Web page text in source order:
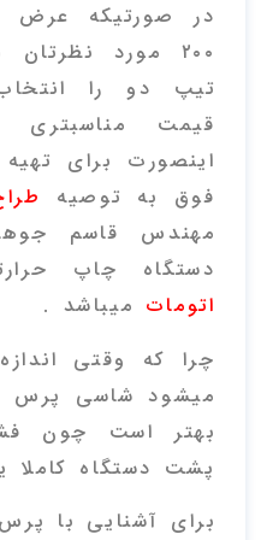
۲۰۰ مورد
تیپ دو را
قیمت
اینصورت برای
فوق به توصیه
مهندس قاسم
دستگاه چاپ
اتومات میباشد .
چرا که وقتی
میشود شاسی پرس
بهتر است چون
پشت دستگاه کاملا
برای آشنایی با